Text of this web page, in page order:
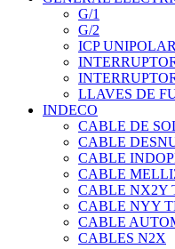
G/1
G/2
ICP UNIPOLAR
LLAVES DE
INDECO
CABLE DE
CABLE
CABLE
CABLE
CABLE NX2Y
CABLE NYY
CABLE
CABLES N2X